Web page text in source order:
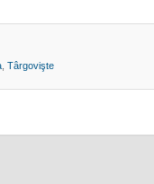
Târgovişte